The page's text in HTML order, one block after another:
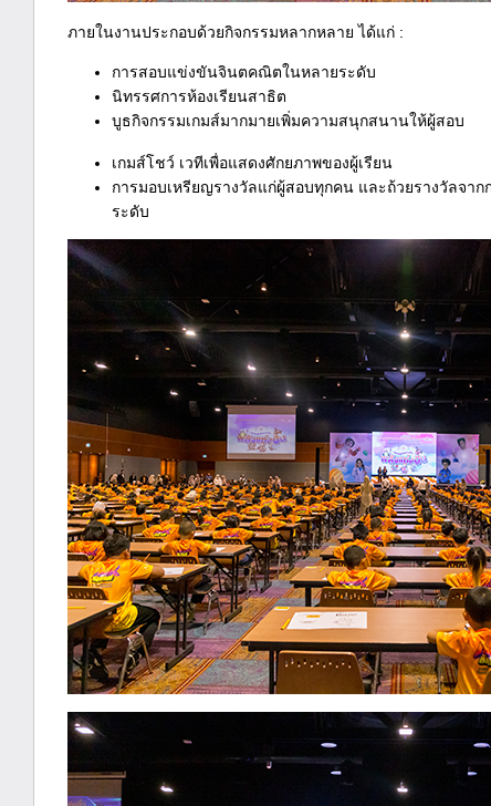
ภายในงานประกอบด้วยกิจกรรมหลากหลาย ได้แก่ :
การสอบแข่งขันจินตคณิตในหลายระดับ
นิทรรศการห้องเรียนสาธิต
บูธกิจกรรมเกมส์มากมายเพิ่มค
เกมส์โชว์ เวทีเพื่อแสดงศักยภาพของผู้เรียน
การมอบเหรียญรางวัลแก่ผู้สอบทุกคน และถ้วยรางวัลจา
ระดับ